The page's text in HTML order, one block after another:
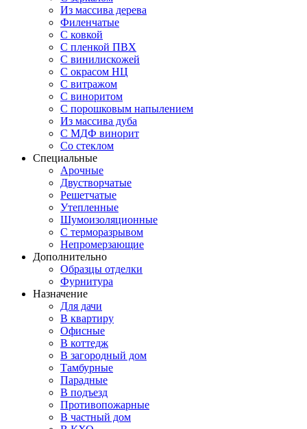
Из массива дерева
Филенчатые
С ковкой
С пленкой ПВХ
С винилискожей
С окрасом НЦ
С витражом
С виноритом
С порошковым напылением
Из массива дуба
С МДФ винорит
Со стеклом
Специальные
Арочные
Двустворчатые
Решетчатые
Утепленные
Шумоизоляционные
С терморазрывом
Непромерзающие
Дополнительно
Образцы отделки
Фурнитура
Назначение
Для дачи
В квартиру
Офисные
В коттедж
В загородный дом
Тамбурные
Парадные
В подъезд
Противопожарные
В частный дом